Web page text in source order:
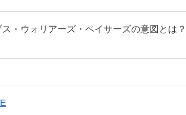
・ウォリアーズ・ペイサーズの意図とは？